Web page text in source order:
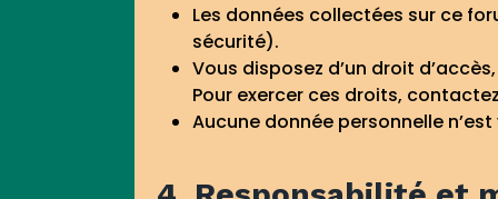
Les données collectées sur ce
sécurité).
Vous disposez d’un droit
Pour exercer ces droits,
Aucune donnée personnelle